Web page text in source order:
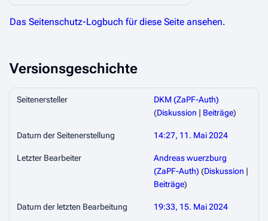
Das Seitenschutz-Logbuch für diese Seite ansehen.
Versionsgeschichte
Seitenersteller
DKM (ZaPF-Auth)
(Diskussion | Beiträge)
Datum der Seitenerstellung 14:27, 11. Mai 2024
Letzter Bearbeiter
Andreas wuerzburg
(ZaPF-Auth) (Diskussion |
Beiträge)
Datum der letzten Bearbeitung 19:33, 15. Mai 2024